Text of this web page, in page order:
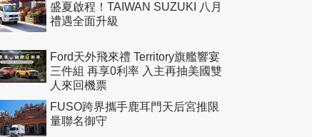
盛夏啟程！TAIWAN SUZUKI 八月
禮遇全面升級
Ford天外飛來禮 Territory旗艦響宴
三件組 再享0利率 入主再抽美國雙
人來回機票
FUSO跨界攜手鹿耳門天后宮推限
量聯名御守